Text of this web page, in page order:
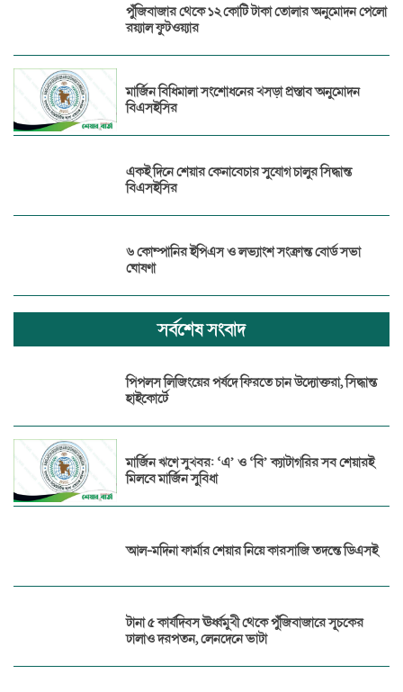
পুঁজিবাজার থেকে ১২ কোটি টাকা তোলার অনুমোদন পেলো
রয়্যাল ফুটওয়্যার
মার্জিন বিধিমালা সংশোধনের খসড়া প্রস্তাব অনুমোদন
বিএসইসির
একই দিনে শেয়ার কেনাবেচার সুযোগ চালুর সিদ্ধান্ত
বিএসইসির
৬ কোম্পানির ইপিএস ও লভ্যাংশ সংক্রান্ত বোর্ড সভা
ঘোষণা
সর্বশেষ সংবাদ
পিপলস লিজিংয়ের পর্ষদে ফিরতে চান উদ্যোক্তরা, সিদ্ধান্ত
হাইকোর্টে
মার্জিন ঋণে সুখবর: ‘এ’ ও ‘বি’ ক্যাটাগরির সব শেয়ারই
মিলবে মার্জিন সুবিধা
আল-মদিনা ফার্মার শেয়ার নিয়ে কারসাজি তদন্তে ডিএসই
টানা ৫ কার্যদিবস ঊর্ধ্বমুখী থেকে পুঁজিবাজারে সূচকের
ঢালাও দরপতন, লেনদেনে ভাটা